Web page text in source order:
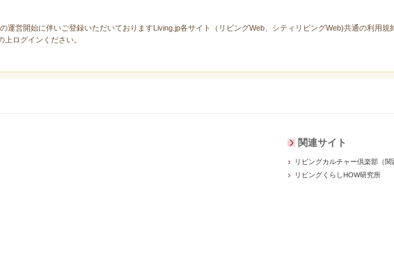
運営開始に伴いご登録いただいておりますLiving.jp各サイト（リビングWeb、シティリビングWeb)共通の利用規
ログインください。
関連サイト
リビングカルチャー倶楽部（関
リビングくらしHOW研究所